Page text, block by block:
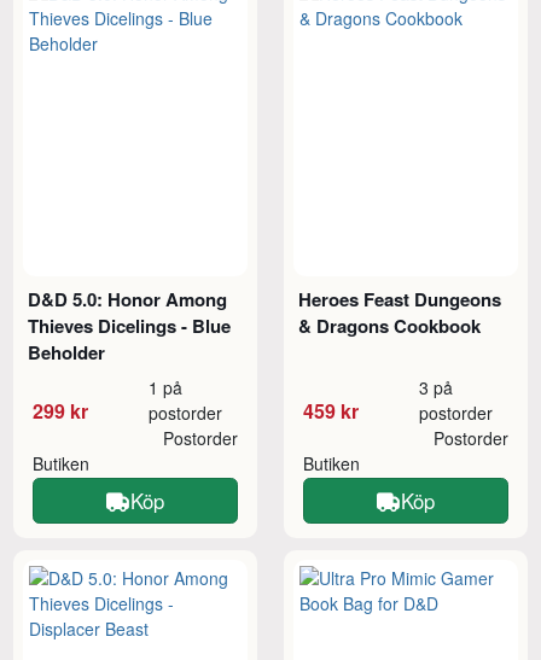
D&D 5.0: Honor Among
Thieves Dicelings - Blue
Beholder
299 kr
1 på
postorder
Butiken
Postorder
Köp
Heroes Feast Dungeons
& Dragons Cookbook
459 kr
3 på
postorder
Butiken
Postorder
Köp